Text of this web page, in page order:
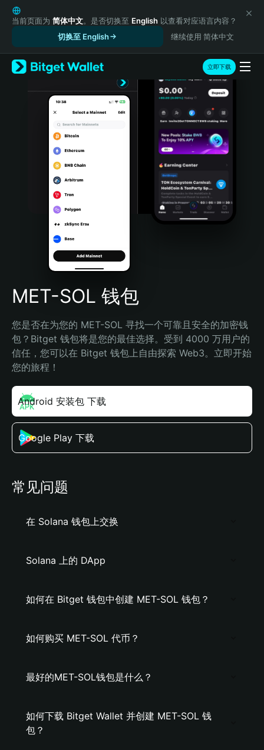
English
日本語
Русский
Español (Latinoamérica)
Türkçe
Português (Portugal)
Bahasa Indonesia
Português (Brasil)
Español (Argentina)
当前页面为 简体中文。是否切换至 English 以查看对应语言内容？
切换至 English
继续使用 简体中文
立即下载
MET-SOL 钱包
您是否在为您的 MET-SOL 寻找一个可靠且安全的加密钱
包？Bitget 钱包将是您的最佳选择。受到 4000 万用户的
信任，您可以在 Bitget 钱包上自由探索 Web3。立即开始
您的旅程！
Android 安装包 下载
Google Play 下载
常见问题
在 Solana 钱包上交换
Solana 上的 DApp
如何在 Bitget 钱包中创建 MET-SOL 钱包？
如何购买 MET-SOL 代币？
最好的MET-SOL钱包是什么？
如何下载 Bitget Wallet 并创建 MET-SOL 钱
包？